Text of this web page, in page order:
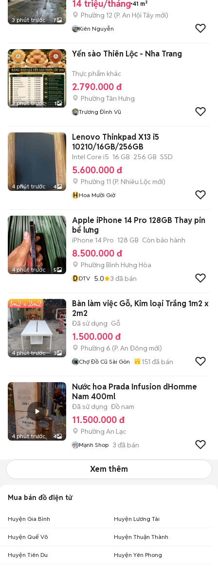
3 phút trước 7
14 triệu/tháng 41 m²
Phường 12 (P. An Hội Tây mới)
Kiên Nguyễn
3 phút trước 1
Yến sào Thiên Lộc - Nha Trang
Thực phẩm khác
2.790.000 đ
Phường Tân Hưng
Trương Đình Vũ
4 phút trước 4
Lenovo Thinkpad X13 i5
10210/16GB/256GB
Intel Core i5 16 GB 256 GB SSD
5.600.000 đ
Phường 11 (P. Nhiêu Lộc mới)
HHoa Mười Giờ
4 phút trước 5
Apple iPhone 14 Pro 128GB Thay pin
bể lưng
iPhone 14 Pro 128 GB Còn bảo hành
8.500.000 đ
Phường Bình Hưng Hòa
DDTV 5.0 3 đã bán
4 phút trước 3
Bàn làm việc Gỗ, Kim loại Trắng 1m2 x
2m2
Đã sử dụng Gỗ
1.500.000 đ
Phường 6 (P. An Đông mới)
Chợ Đồ Cũ Sài Gòn 151 đã bán
4 phút trước 4
Nước hoa Prada Infusion dHomme
Nam 400ml
Đã sử dụng Đồ nam
11.500.000 đ
Phường An Lạc
Mạnh Shop 3 đã bán
Xem thêm
Mua bán đồ điện tử
Huyện Gia Bình Huyện Lương Tài
Huyện Quế Võ Huyện Thuận Thành
Huyện Tiên Du Huyện Yên Phong